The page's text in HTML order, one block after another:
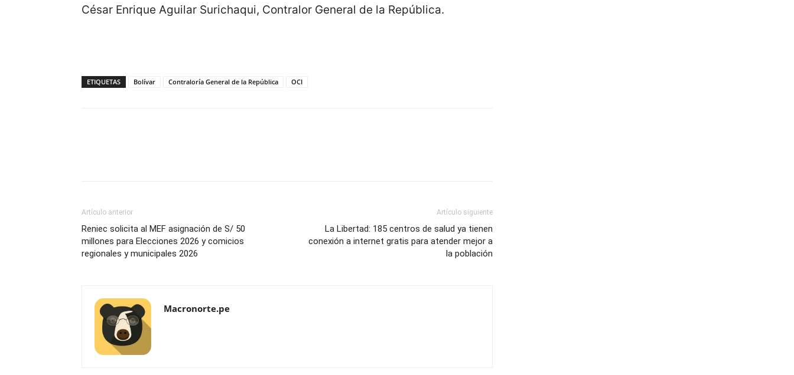
César Enrique Aguilar Surichaqui, Contralor General de la República.
ETIQUETAS Bolívar Contraloría General de la República OCI
Artículo anterior
Reniec solicita al MEF asignación de S/ 50
millones para Elecciones 2026 y comicios
regionales y municipales 2026
Artículo siguiente
La Libertad: 185 centros de salud ya tienen
conexión a internet gratis para atender mejor a
la población
Macronorte.pe